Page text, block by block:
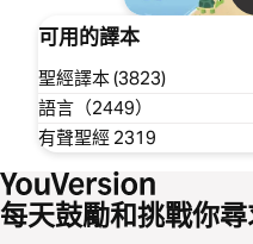
可用的譯本
聖經譯本 (3823)
語言（2449）
有聲聖經 2319
每天鼓勵和挑戰你